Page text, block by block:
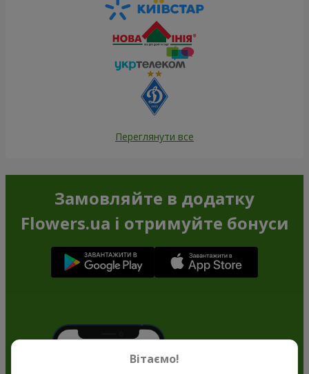
Переглянути все
Замовляйте в додатку
Flowers.ua і отримуйте бонуси
Вітаємо!